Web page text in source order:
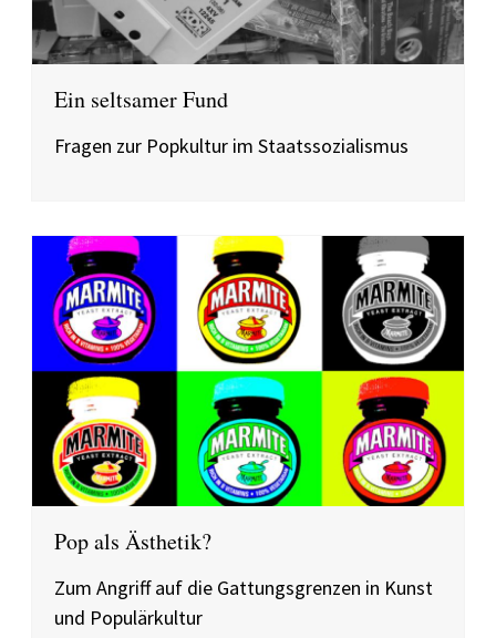
Ein seltsamer Fund
Fragen zur Popkultur im Staatssozialismus
Pop als Ästhetik?
Zum Angriff auf die Gattungsgrenzen in Kunst
und Populärkultur